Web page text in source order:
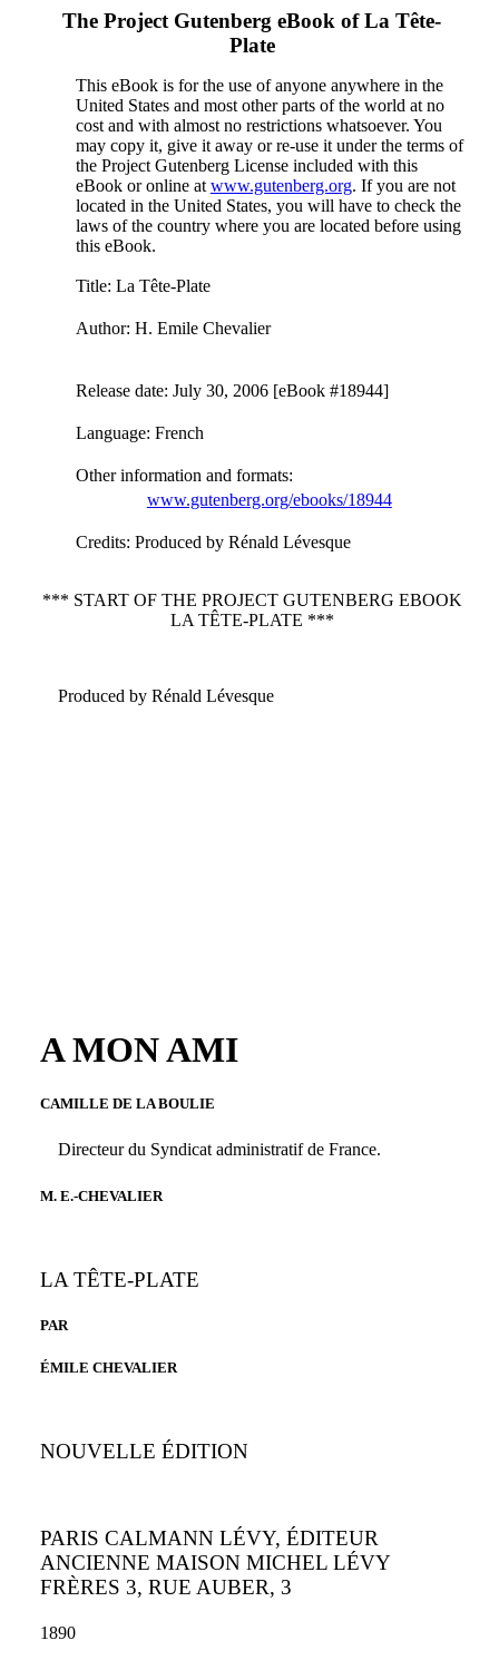
The Project Gutenberg eBook ofLa Tête-
Plate
This eBook is for the use of anyone anywhere in the
United States and most other parts of the world at no
cost and with almost no restrictions whatsoever. You
may copy it, give it away or re-use it under the terms of
the Project Gutenberg License included with this
eBook or online at www.gutenberg.org. If you are not
located in the United States, you will have to check the
laws of the country where you are located before using
this eBook.
Title: La Tête-Plate
Author: H. Emile Chevalier
Release date: July 30, 2006 [eBook #18944]
Language: French
Other information and formats:
www.gutenberg.org/ebooks/18944
Credits: Produced by Rénald Lévesque
*** START OF THE PROJECT GUTENBERG EBOOK
LA TÊTE-PLATE ***
Produced by Rénald Lévesque
A MON AMI
CAMILLE DE LA BOULIE
Directeur du Syndicat administratif de France.
M. E.-CHEVALIER
LA TÊTE-PLATE
PAR
ÉMILE CHEVALIER
NOUVELLE ÉDITION
PARIS CALMANN LÉVY, ÉDITEUR
ANCIENNE MAISON MICHEL LÉVY
FRÈRES 3, RUE AUBER, 3
1890